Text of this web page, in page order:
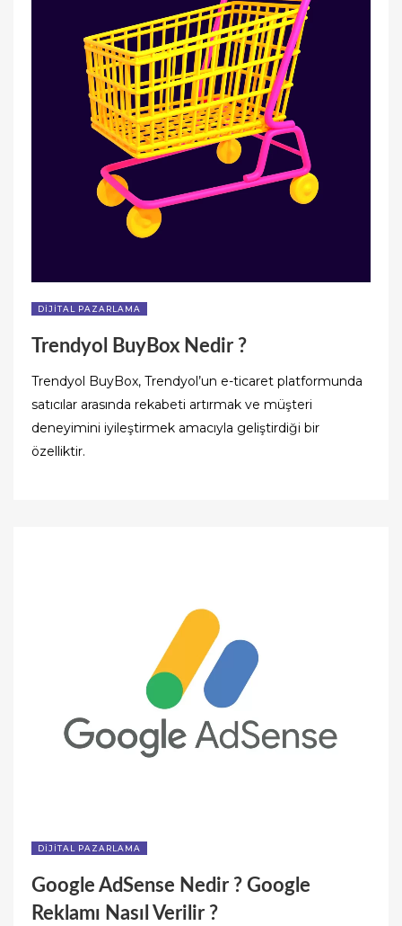
DIJITAL PAZARLAMA
Trendyol BuyBox Nedir ?
Trendyol BuyBox, Trendyol’un e-ticaret platformunda
satıcılar arasında rekabeti artırmak ve müşteri
deneyimini iyileştirmek amacıyla geliştirdiği bir
özelliktir.
DIJITAL PAZARLAMA
Google AdSense Nedir ? Google
Reklamı Nasıl Verilir ?